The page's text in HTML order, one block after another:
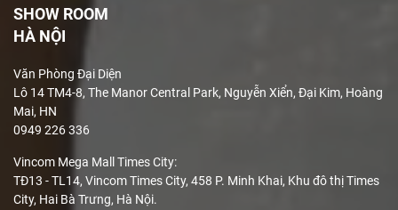
SHOW ROOM
HÀ NỘI
Văn Phòng Đại Diện
Lô 14 TM4-8, The Manor Central Park, Nguyễn Xiển, Đại Kim, Hoàng
Mai, HN
0949 226 336
Vincom Mega Mall Times City:
TĐ13 - TL14, Vincom Times City, 458 P. Minh Khai, Khu đô thị Times
City, Hai Bà Trưng, Hà Nội.